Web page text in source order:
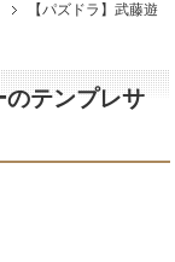
【パズドラ】武藤遊
テンプレサ